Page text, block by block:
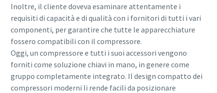
10 passaggi verso una produzione più
ecologica ed efficiente
Riduzione delle emissioni di carbonio per una produzione
ecologica: tutto quello che c'è da sapere
Inoltre, il cliente doveva esaminare attentamente i
requisiti di capacità e di qualità con i fornitori di tutti i vari
componenti, per garantire che tutte le apparecchiature
fossero compatibili con il compressore.
Oggi, un compressore e tutti i suoi accessori vengono
forniti come soluzione chiavi in mano, in genere come
gruppo completamente integrato. Il design compatto dei
compressori moderni li rende facili da posizionare